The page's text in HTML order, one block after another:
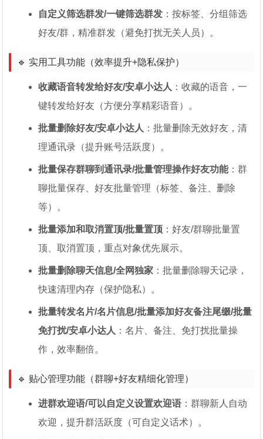
自定义筛选群发/一键筛选群发 ：按标签、分组筛选
好友/群，精准群发（避免打扰无关人员）。
🔹 实用工具功能（效率提升+隐私保护）
收藏语音转发给好友/安卓小达人 ：收藏的语音，一
键转发给好友（方便分享精彩语音）。
批量删除好友/安卓小达人 ：批量删除无效好友，清
理通讯录（提升账号活跃度）。
批量保存群聊到通讯录/批量管理操作好友功能：群
聊批量保存、好友批量管理（标签、备注、删除
等）。
批量添加和取消置顶/批量置顶 ：好友/群聊批量置
顶、取消置顶，重点对象优先展示。
批量删除聊天信息/全网独家 ：批量删除聊天记录，
快速清理内存（保护隐私）。
批量转发名片/名片信息/批量添加好友备注尾缀/批量
免打扰/安卓小达人 ：名片、备注、免打扰批量操
作，效率翻倍。
🔹 贴心管理功能（群聊+好友精细化管理）
进群欢迎语/可以自定义设置欢迎语 ：群聊新人自动
欢迎，提升群活跃度（可自定义话术）。